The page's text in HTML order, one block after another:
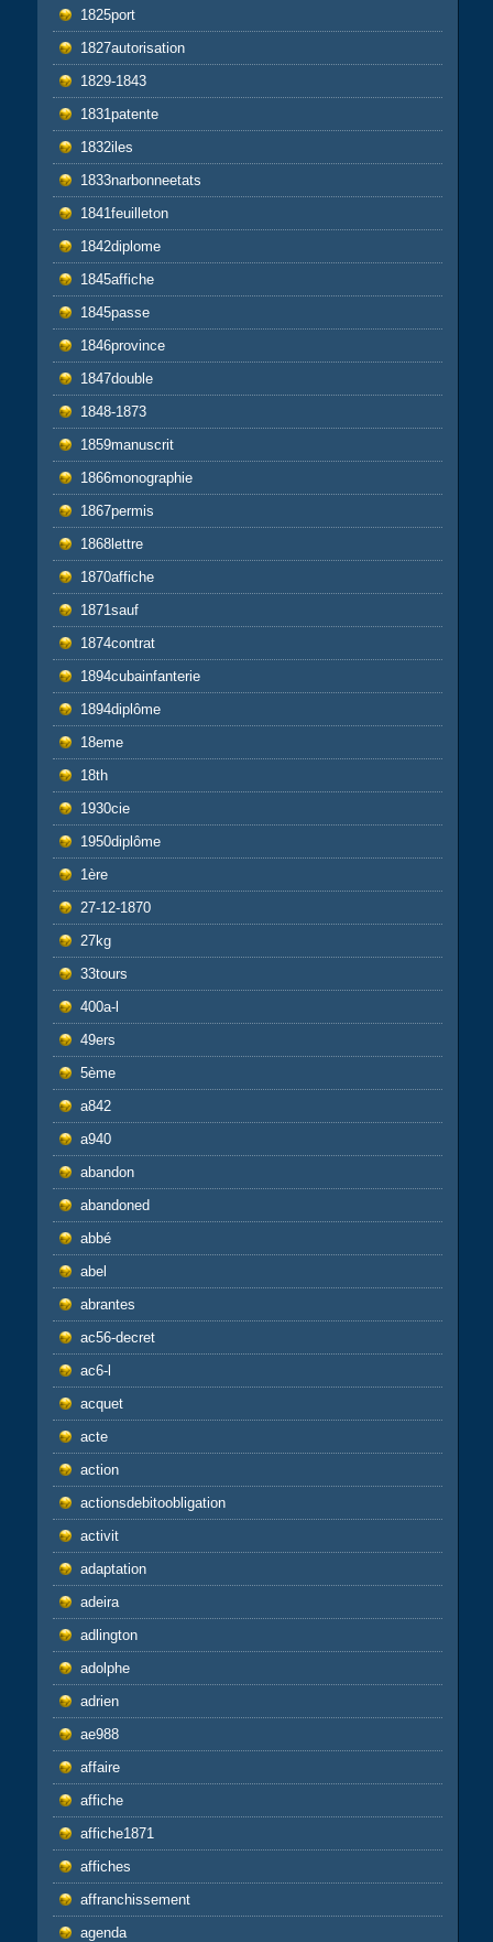
1825port
1827autorisation
1829-1843
1831patente
1832iles
1833narbonneetats
1841feuilleton
1842diplome
1845affiche
1845passe
1846province
1847double
1848-1873
1859manuscrit
1866monographie
1867permis
1868lettre
1870affiche
1871sauf
1874contrat
1894cubainfanterie
1894diplôme
18eme
18th
1930cie
1950diplôme
1ère
27-12-1870
27kg
33tours
400a-l
49ers
5ème
a842
a940
abandon
abandoned
abbé
abel
abrantes
ac56-decret
ac6-l
acquet
acte
action
actionsdebitoobligation
activit
adaptation
adeira
adlington
adolphe
adrien
ae988
affaire
affiche
affiche1871
affiches
affranchissement
agenda